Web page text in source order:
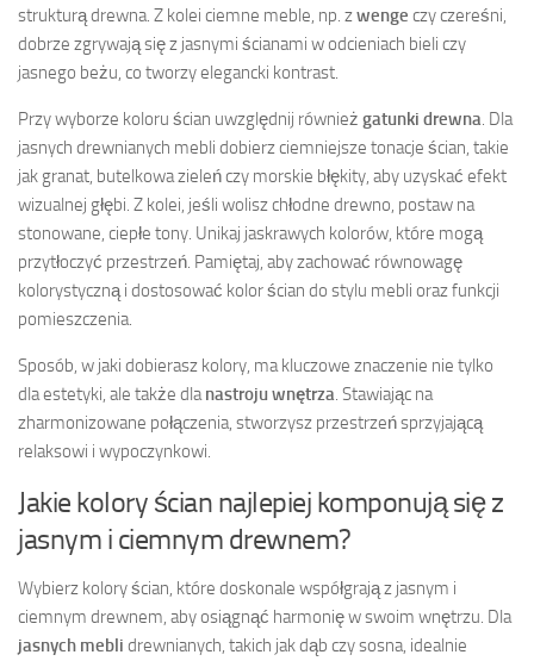
strukturą drewna. Z kolei ciemne meble, np. zwenge czy czereśni,
dobrze zgrywają się z jasnymi ścianami w odcieniach bieli czy
jasnego beżu, co tworzy elegancki kontrast.
Przy wyborze koloru ścian uwzględnij również gatunki drewna . Dla
jasnych drewnianych mebli dobierz ciemniejsze tonacje ścian, takie
jak granat, butelkowa zieleń czy morskie błękity, aby uzyskać efekt
wizualnej głębi. Z kolei, jeśli wolisz chłodne drewno, postaw na
stonowane, ciepłe tony. Unikaj jaskrawych kolorów, które mogą
przytłoczyć przestrzeń. Pamiętaj, aby zachować równowagę
kolorystyczną i dostosować kolor ścian do stylu mebli oraz funkcji
pomieszczenia.
Sposób, w jaki dobierasz kolory, ma kluczowe znaczenie nie tylko
dla estetyki, ale także dla nastroju wnętrza . Stawiając na
zharmonizowane połączenia, stworzysz przestrzeń sprzyjającą
relaksowi i wypoczynkowi.
Jakie kolory ścian najlepiej komponują się z
jasnym i ciemnym drewnem?
Wybierz kolory ścian, które doskonale współgrają z jasnym i
ciemnym drewnem, aby osiągnąć harmonię w swoim wnętrzu. Dla
jasnych mebli drewnianych, takich jak dąb czy sosna, idealnie